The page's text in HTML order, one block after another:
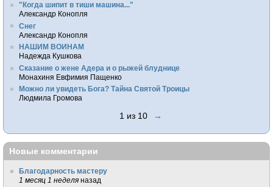
"Когда шипит в тиши машина..."
Александр Конопля
Снег
Александр Конопля
НАШИМ ВОИНАМ
Надежда Кушкова
Сказание о жене Адера и о рыжей блуднице
Монахиня Евфимия Пащенко
Можно ли увидеть Бога? Тайна Святой Троицы
Людмила Громова
1 из 10 →
Новые комментарии
Благодарность мастеру
1 месяц 1 неделя назад